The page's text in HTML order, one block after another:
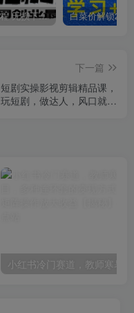
全网VIP课程 无损下载~
下一篇
短剧实操影视剪辑精品课，
玩短剧，做达人，风口就现